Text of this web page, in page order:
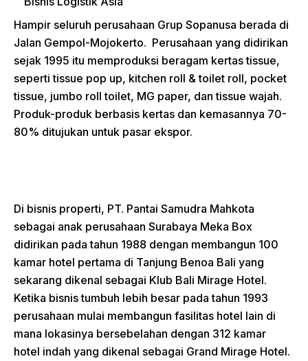
Hampir seluruh perusahaan Grup Sopanusa berada di
Jalan Gempol-Mojokerto. Perusahaan yang didirikan
sejak 1995 itu memproduksi beragam kertas tissue,
seperti tissue pop up, kitchen roll & toilet roll, pocket
tissue, jumbo roll toilet, MG paper, dan tissue wajah.
Produk-produk berbasis kertas dan kemasannya 70-
80% ditujukan untuk pasar ekspor.
Di bisnis properti, PT. Pantai Samudra Mahkota
sebagai anak perusahaan Surabaya Meka Box
didirikan pada tahun 1988 dengan membangun 100
kamar hotel pertama di Tanjung Benoa Bali yang
sekarang dikenal sebagai Klub Bali Mirage Hotel.
Ketika bisnis tumbuh lebih besar pada tahun 1993
perusahaan mulai membangun fasilitas hotel lain di
mana lokasinya bersebelahan dengan 312 kamar
hotel indah yang dikenal sebagai Grand Mirage Hotel.